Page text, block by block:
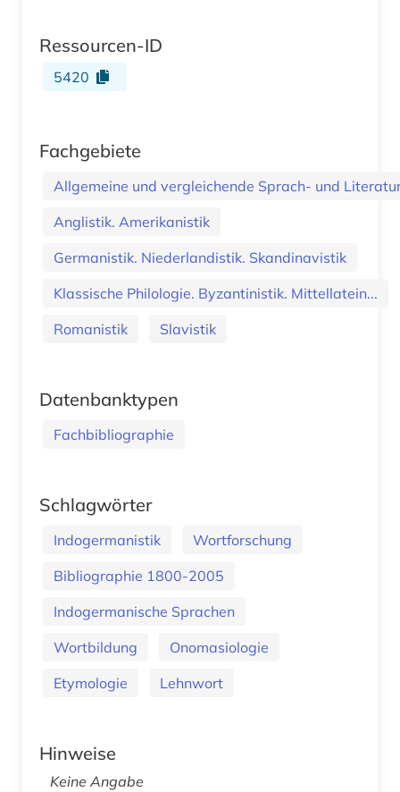
Ressourcen-ID
5420
Fachgebiete
Allgemeine und vergleichende Sprach- und
Anglistik. Amerikanistik
Germanistik. Niederlandistik. Skandinavistik
Klassische Philologie. Byzantinistik. Mittellatein...
Romanistik
Slavistik
Datenbanktypen
Fachbibliographie
Schlagwörter
Indogermanistik
Wortforschung
Bibliographie 1800-2005
Indogermanische Sprachen
Wortbildung
Onomasiologie
Etymologie
Lehnwort
Hinweise
Keine Angabe